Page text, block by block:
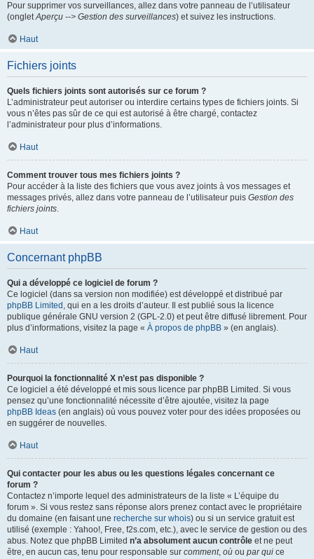
Pour supprimer vos surveillances, allez dans votre panneau de l’utilisateur
(ongletAperçu --> Gestion des surveillances) et suivez les instructions.
Haut
Fichiers joints
Quels fichiers joints sont autorisés sur ce forum ?
L’administrateur peut autoriser ou interdire certains types de fichiers joints. Si
vous n’êtes pas sûr de ce qui est autorisé à être chargé, contactez
l’administrateur pour plus d’informations.
Haut
Comment trouver tous mes fichiers joints ?
Pour accéder à la liste des fichiers que vous avez joints à vos messages et
messages privés, allez dans votre panneau de l’utilisateur puis Gestion des
fichiers joints.
Haut
Concernant phpBB
Qui a développé ce logiciel de forum ?
Ce logiciel (dans sa version non modifiée) est développé et distribué par
phpBB Limited , qui en a les droits d’auteur. Il est publié sous la licence
publique générale GNU version 2 (GPL-2.0) et peut être diffusé librement. Pour
plus d’informations, visitez la page « À propos de phpBB » (en anglais).
Haut
Pourquoi la fonctionnalité X n’est pas disponible ?
Ce logiciel a été développé et mis sous licence par phpBB Limited. Si vous
pensez qu’une fonctionnalité nécessite d’être ajoutée, visitez la page
phpBB Ideas (en anglais) où vous pouvez voter pour des idées proposées ou
en suggérer de nouvelles.
Haut
Qui contacter pour les abus ou les questions légales concernant ce
forum ?
Contactez n’importe lequel des administrateurs de la liste « L’équipe du
forum ». Si vous restez sans réponse alors prenez contact avec le propriétaire
du domaine (en faisant une recherche sur whois) ou si un service gratuit est
utilisé (exemple : Yahoo!, Free, f2s.com, etc.), avec le service de gestion ou des
abus. Notez que phpBB Limited n’a absolument aucun contrôle et ne peut
être, en aucun cas, tenu pour responsable sur comment, où ou par qui ce